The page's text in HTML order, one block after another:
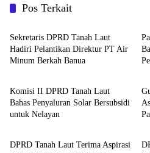
p
Pos Terkait
Tanah Laut
Sekretaris DPRD Tanah Laut
Hadiri Pelantikan Direktur PT Air
Minum Berkah Banua
Tanah Laut
Komisi II DPRD Tanah Laut
Bahas Penyaluran Solar Bersubsidi
untuk Nelayan
Tanah Laut
DPRD Tanah Laut Terima Aspirasi